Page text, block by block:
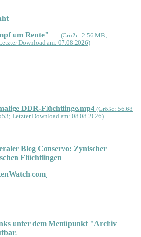
um Rente"
(Größe: 2.56 MB;
Download am: 07.08.2026)
DDR-Flüchtlinge.mp4 (Größe: 56.68
Letzter Download am: 08.08.2026)
Blog Conservo: Zynischer
Flüchtlingen
unter dem Menüpunkt "Archiv